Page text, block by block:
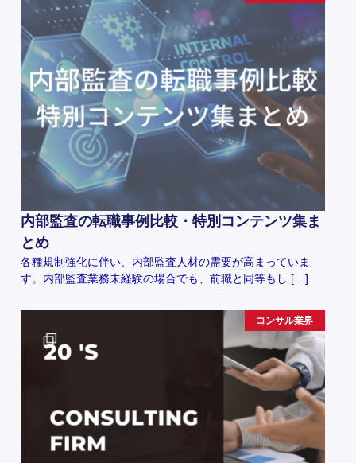
内部監査の転職事例比較・特別コンテンツ集ま
とめ
各種規制強化に伴い、内部監査人材の需要が高まっていま
す。内部監査業務未経験の場合でも、前職と同等もし […]
コンサル業界